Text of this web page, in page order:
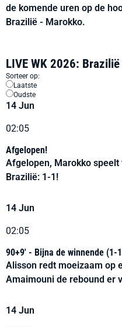
de komende uren op de
Brazilië - Marokko.
LIVE WK 2026:
Sorteer op:
Laatste
Oudste
14 Jun
02:05
Afgelopen!
Afgelopen, Marokko
Brazilië: 1-1!
14 Jun
02:05
90+9' - Bijna de winnende (1-
Alisson redt moeizaam op
Amaimouni de rebound er
14 Jun